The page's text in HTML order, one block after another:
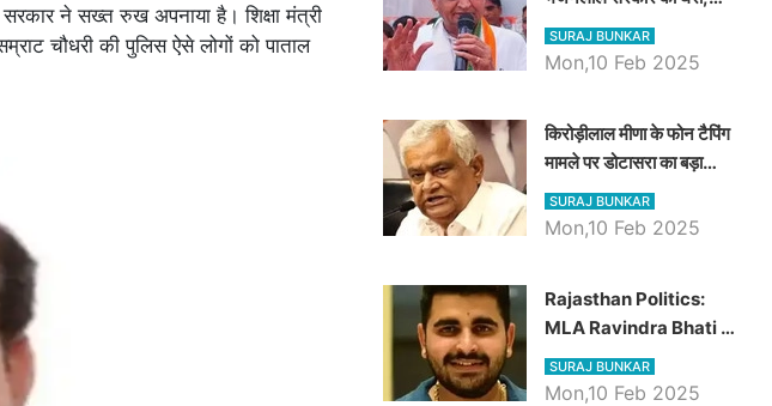
ने सख्त रुख अपनाया है। शिक्षा मंत्री
चौधरी की पुलिस ऐसे लोगों को पाताल
Video में देखें अब तक बड़ी
खबरें
SURAJ BUNKAR
Mon,10 Feb 2025
किरोड़ीलाल मीणा के फोन टैपिंग
मामले पर डोटासरा का बड़ा
आरोप, वीडियो में देखें AZ बड़ी
खबरें
SURAJ BUNKAR
Mon,10 Feb 2025
Rajasthan Politics:
MLA Ravindra Bhati ने
प्रदेश की शिक्षा व्यवस्था पर
उठाए सवाल, Madan
SURAJ BUNKAR
Mon,10 Feb 2025